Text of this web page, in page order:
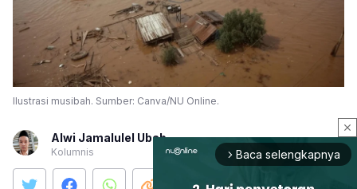
Ilustrasi musibah. Sumber: Canva/NU Online.
Alwi Jamalulel Ubab
Kolumnis
close
arrow_forward_ios Baca selengkapnya